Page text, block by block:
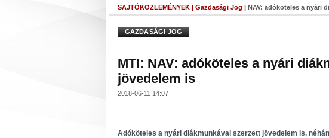
SAJTÓKÖZLEMÉNYEK | Gazdasági Jog | NAV: adóköteles a nyári
GAZDASÁGI JOG
MTI: NAV: adóköteles a nyári
jövedelem is
2018-06-11 14:07 |
Adóköteles a nyári diákmunkával szerzett jövedelem is,